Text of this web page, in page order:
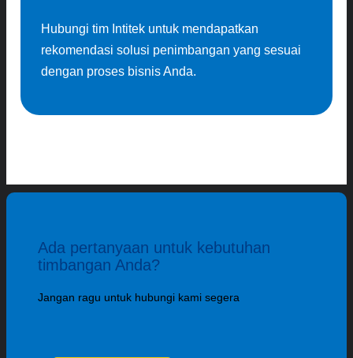
Hubungi tim Intitek untuk mendapatkan
rekomendasi solusi penimbangan yang sesuai
dengan proses bisnis Anda.
Ada pertanyaan untuk kebutuhan
timbangan Anda?
Jangan ragu untuk hubungi kami segera